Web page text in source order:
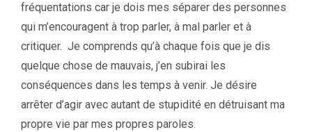
fréquentations car je dois mes séparer des personnes
qui m’encouragent à trop parler, à mal parler et à
critiquer. Je comprends qu’à chaque fois que je dis
quelque chose de mauvais, j’en subirai les
conséquences dans les temps à venir. Je désire
arrêter d’agir avec autant de stupidité en détruisant ma
propre vie par mes propres paroles.